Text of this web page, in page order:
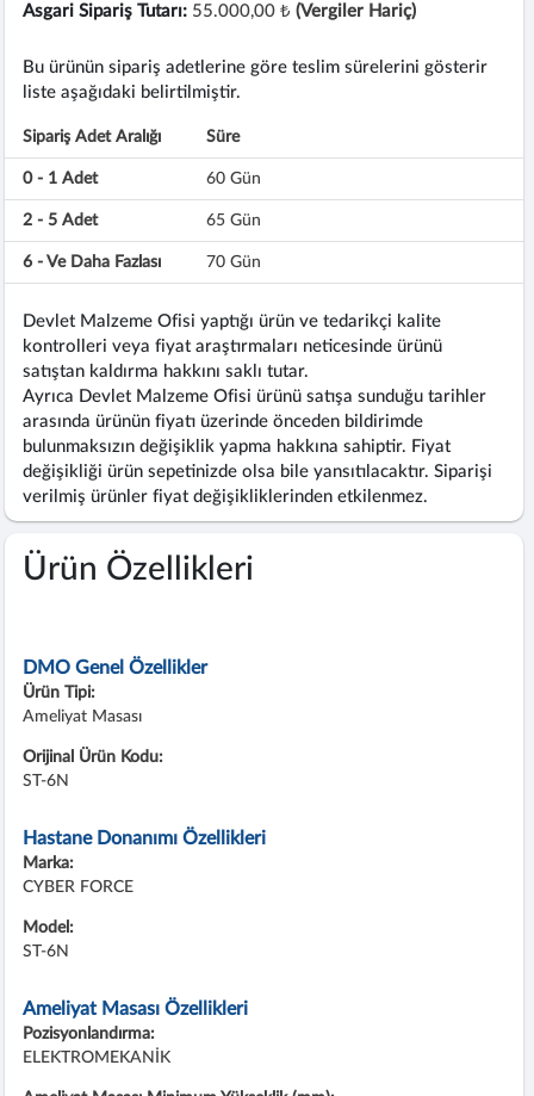
Asgari Sipariş Tutarı: 55.000,00 ₺(Vergiler Hariç)
Bu ürünün sipariş adetlerine göre teslim sürelerini gösterir
liste aşağıdaki belirtilmiştir.
Sipariş Adet Aralığı Süre
0 - 1 Adet 60 Gün
2 - 5 Adet 65 Gün
6 - Ve Daha Fazlası 70 Gün
Devlet Malzeme Ofisi yaptığı ürün ve tedarikçi kalite
kontrolleri veya fiyat araştırmaları neticesinde ürünü
satıştan kaldırma hakkını saklı tutar.
Ayrıca Devlet Malzeme Ofisi ürünü satışa sunduğu tarihler
arasında ürünün fiyatı üzerinde önceden bildirimde
bulunmaksızın değişiklik yapma hakkına sahiptir. Fiyat
değişikliği ürün sepetinizde olsa bile yansıtılacaktır. Siparişi
verilmiş ürünler fiyat değişikliklerinden etkilenmez.
Ürün Özellikleri
DMO Genel Özellikler
Ürün Tipi:
Ameliyat Masası
Orijinal Ürün Kodu:
ST-6N
Hastane Donanımı Özellikleri
Marka:
CYBER FORCE
Model:
ST-6N
Ameliyat Masası Özellikleri
Pozisyonlandırma:
ELEKTROMEKANİK